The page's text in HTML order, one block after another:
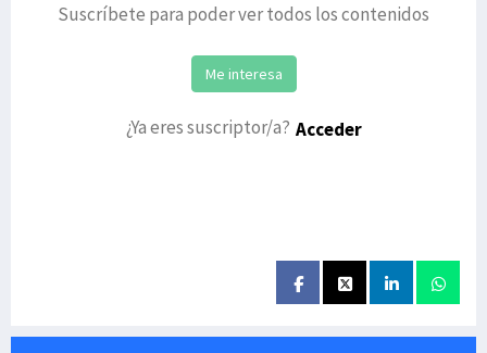
Suscríbete para poder ver todos los contenidos
Me interesa
¿Ya eres suscriptor/a? Acceder